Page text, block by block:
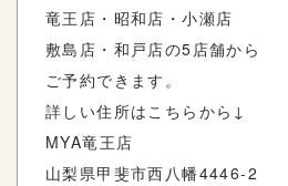
竜王店・昭和店・小瀬店
敷島店・和戸店の5店舗から
ご予約できます。
詳しい住所はこちらから↓
MYA竜王店
山梨県甲斐市西八幡4446-2